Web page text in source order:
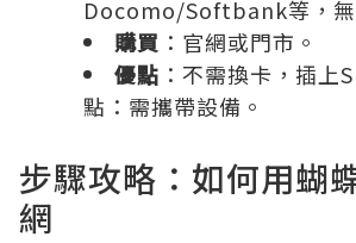
Docomo/Softbank等，無
購買 ：官網或門市。
優點 ：不需換卡，插上
點：需攜帶設備。
步驟攻略：如何用蝴
網